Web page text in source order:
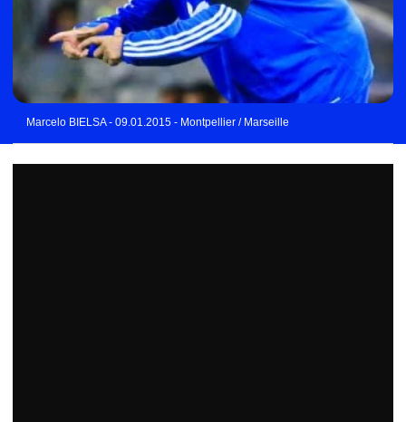
Marcelo BIELSA - 09.01.2015 - Montpellier / Marseille